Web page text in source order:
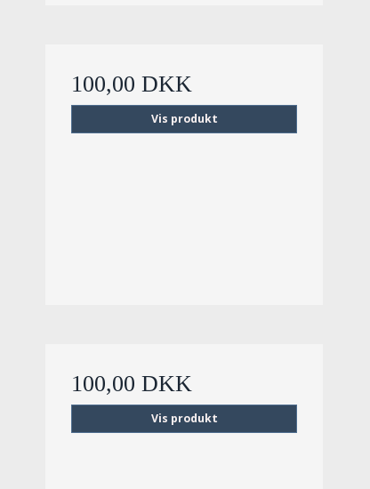
100,00 DKK
Vis produkt
100,00 DKK
Vis produkt